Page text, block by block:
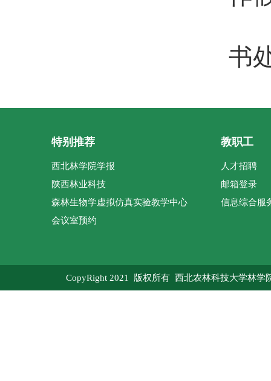
书
特别推荐
西北林学院学报
陕西林业科技
森林生物学虚拟仿真实验教学中心
会议室预约
教职工
人才招聘
邮箱登录
信息综合服
CopyRight 2021 版权所有 西北农林科技大学林